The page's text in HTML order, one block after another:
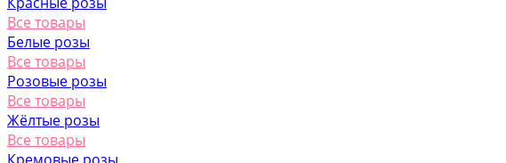
Все товары
Белые розы
Все товары
Розовые розы
Все товары
Жёлтые розы
Все товары